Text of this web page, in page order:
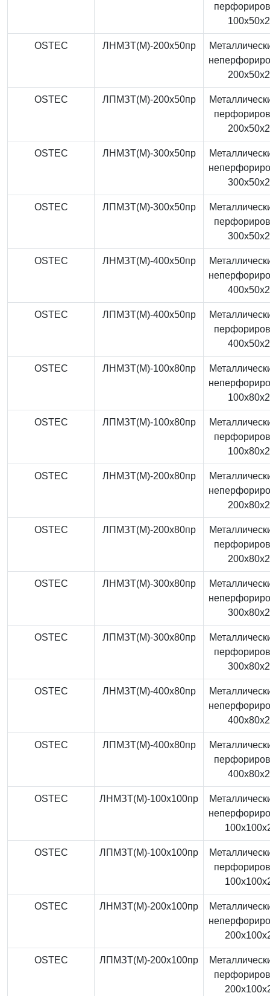
OSTEC ЛНМЗТ(М)-200x50пр
OSTEC ЛПМЗТ(М)-200x50пр
OSTEC ЛНМЗТ(М)-300x50пр
OSTEC ЛПМЗТ(М)-300x50пр
OSTEC ЛНМЗТ(М)-400x50пр
OSTEC ЛПМЗТ(М)-400x50пр
OSTEC ЛНМЗТ(М)-100x80пр
OSTEC ЛПМЗТ(М)-100x80пр
OSTEC ЛНМЗТ(М)-200x80пр
OSTEC ЛПМЗТ(М)-200x80пр
OSTEC ЛНМЗТ(М)-300x80пр
OSTEC ЛПМЗТ(М)-300x80пр
OSTEC ЛНМЗТ(М)-400x80пр
OSTEC ЛПМЗТ(М)-400x80пр
OSTEC ЛНМЗТ(М)-100x100пр
OSTEC ЛПМЗТ(М)-100x100пр
OSTEC ЛНМЗТ(М)-200x100пр
OSTEC ЛПМЗТ(М)-200x100пр